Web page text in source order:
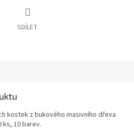
SDÍLET
kostek z bukového masivního dřeva
ks, 10 barev.